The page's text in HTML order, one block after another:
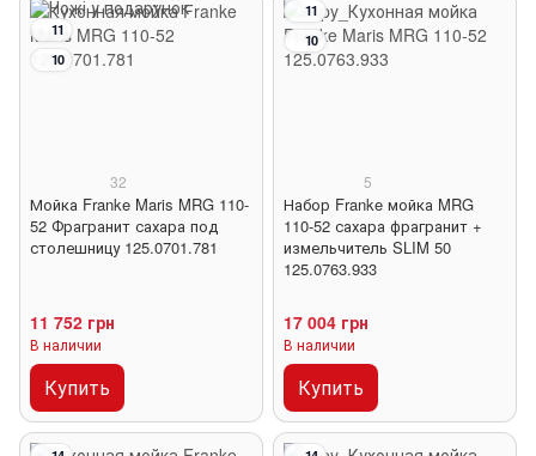
11
10
32
Мойка Franke Maris MRG 110-
52 Фрагранит сахара под
столешницу 125.0701.781
11 752 грн
В наличии
Купить
11
10
5
Набор Franke мойка MRG
110-52 сахара фрагранит +
измельчитель SLIM 50
125.0763.933
17 004 грн
В наличии
Купить